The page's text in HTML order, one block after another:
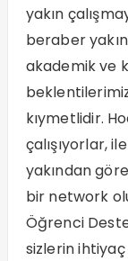
yakın
beraber
akademik ve
kıymetlidir.
çalışıyorlar,
yakından
bir network
Öğrenci
sizlerin